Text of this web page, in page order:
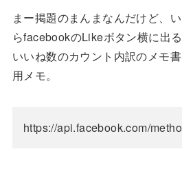
まー掲題のまんまなんだけど、
らfacebookのLikeボタン横に出る
いいね数のカウント内訳のメモ
用メモ。